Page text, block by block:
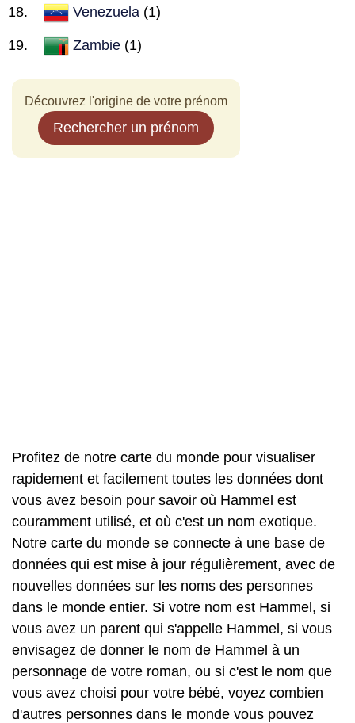
Venezuela (1)
Zambie (1)
Découvrez l'origine de votre prénom
Rechercher un prénom
Profitez de notre carte du monde pour visualiser
rapidement et facilement toutes les données dont
vous avez besoin pour savoir où Hammel est
couramment utilisé, et où c'est un nom exotique.
Notre carte du monde se connecte à une base de
données qui est mise à jour régulièrement, avec de
nouvelles données sur les noms des personnes
dans le monde entier. Si votre nom est Hammel, si
vous avez un parent qui s'appelle Hammel, si vous
envisagez de donner le nom de Hammel à un
personnage de votre roman, ou si c'est le nom que
vous avez choisi pour votre bébé, voyez combien
d'autres personnes dans le monde vous pouvez